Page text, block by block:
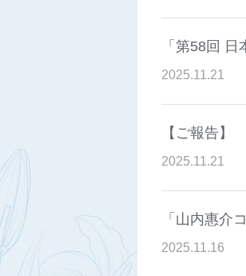
「第58回
2025.11 .21
【ご報告】
2025.11 .21
「山内惠介
2025.11 .16